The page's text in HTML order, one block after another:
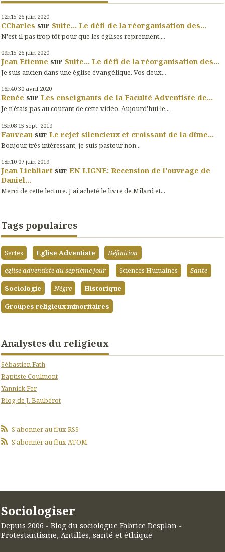
12h15 26 juin 2020
CCharles sur Suite... Le défi de la réorganisation des...
N'est-il pas trop tôt pour que les églises reprennent....
09h15 26 juin 2020
Jean Etienne sur Suite... Le défi de la réorganisation des...
Je suis ancien dans une église évangélique. Vos deux...
16h40 30 avril 2020
Renée sur Les enseignants de la Faculté Adventiste de...
Je n'étais pas au courant de cette vidéo. Aujourd'hui le...
15h08 15 sept. 2019
Fauveau sur Le rejet silencieux et croissant de la dîme...
Bonjour, très intéressant, je suis pasteur non...
18h10 07 juin 2019
Jean Liebliart sur EN LIGNE: Recension de l'ouvrage de
Daniel...
Merci de cette lecture. J'ai acheté le livre de Milard et...
Tags populaires
Sectes Eglise Adventiste
Définition
eglise adventiste du septième jour
Sciences Humaines
Sante
Sociologie
Nègre
Historique
Groupes religieux minoritaires
Analystes du religieux
Sébastien Fath
Baptiste Coulmont
Yannick Fer
Blog de J. Baubérot
S'abonner au flux RSS
S'abonner au flux ATOM
Sociologiser
Depuis 2006 - Blog du sociologue Fabrice Desplan -
Protestantisme, Antilles, santé et éthique